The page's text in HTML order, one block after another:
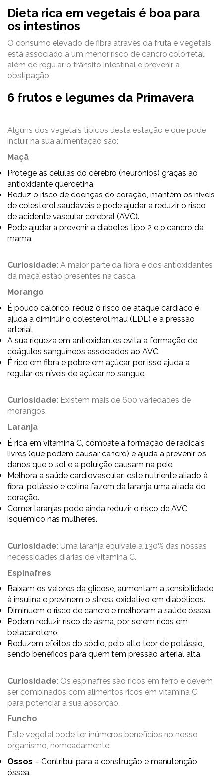
Dieta rica em vegetais é boa para
os intestinos
O consumo elevado de fibra através da fruta e vegetais
está associado a um menor risco de cancro colorretal,
além de regular o trânsito intestinal e prevenir a
obstipação.
6 frutos e legumes da Primavera
Alguns dos vegetais típicos desta estação e que pode
incluir na sua alimentação são:
Maçã
Protege as células do cérebro (neurónios) graças ao
antioxidante quercetina.
Reduz o risco de doenças do coração, mantém os níveis
de colesterol saudáveis e pode ajudar a reduzir o risco
de acidente vascular cerebral (AVC).
Pode ajudar a prevenir a diabetes tipo 2 e o cancro da
mama.
Curiosidade: A maior parte da fibra e dos antioxidantes
da maçã estão presentes na casca.
Morango
É pouco calórico, reduz o risco de ataque cardíaco e
ajuda a diminuir o colesterol mau (LDL) e a pressão
arterial.
A sua riqueza em antioxidantes evita a formação de
coágulos sanguíneos associados ao AVC.
É rico em fibra e pobre em açúcar, por isso ajuda a
regular os níveis de açúcar no sangue.
Curiosidade: Existem mais de 600 variedades de
morangos.
Laranja
É rica em vitamina C, combate a formação de radicais
livres (que podem causar cancro) e ajuda a prevenir os
danos que o sol e a poluição causam na pele.
Melhora a saúde cardiovascular: este nutriente aliado à
fibra, potássio e colina fazem da laranja uma aliada do
coração.
Comer laranjas pode ainda reduzir o risco de AVC
isquémico nas mulheres.
Curiosidade: Uma laranja equivale a 130% das nossas
necessidades diárias de vitamina C.
Espinafres
Baixam os valores da glicose, aumentam a sensibilidade
à insulina e previnem o stress oxidativo em diabéticos.
Diminuem o risco de cancro e melhoram a saúde óssea.
Podem reduzir risco de asma, por serem ricos em
betacaroteno.
Reduzem efeitos do sódio, pelo alto teor de potássio,
sendo benéficos para quem tem pressão arterial alta.
Curiosidade: Os espinafres são ricos em ferro e devem
ser combinados com alimentos ricos em vitamina C
para potenciar a sua absorção.
Funcho
Este vegetal pode ter inúmeros benefícios no nosso
organismo, nomeadamente:
Ossos – Contribui para a construção e manutenção
óssea.